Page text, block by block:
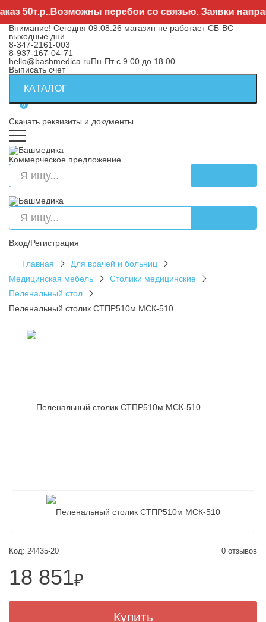
перебои со связью. Заявки
Внимание! Сегодня 09.08.26 магазин не работает СБ-ВС
выходные дни.
8-347-2161-003
8-937-167-04-71
hello@bashmedica.ruПн-Пт с 9.00 до 18.00
Выписать счет
КАТАЛОГ
0
Скачать реквизиты и документы
Коммерческое предложение
Вход/Регистрация
Главная
Для врачей и больниц
Медицинская мебель
Столики медицинские
Пеленальный стол
Пеленальный столик СТПР510м МСК-510
Код: 24435-20 0 отзывов
18 851₽
Купить